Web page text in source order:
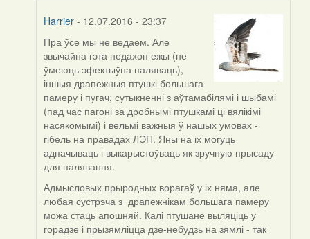
Harrier - 12.07.2016 - 23:37
In
reply
to
by
Мікалай
(госць)
Пра ўсе мы не ведаем. Але
звычайна гэта недахоп ежы (не
ўмеюць эфектыўна паляваць),
іншыя драпежныя птушкі большага
памеру і пугач; сутыкненні з аўтамабілямі і шыбамі
(пад час пагоні за дробнымі птушкамі ці вялікімі
насякомымі) і вельмі важныя ў нашых умовах -
гібель на правадах ЛЭП. Яны на іх могуць
адпачываць і выкарыстоўваць як зручную прысаду
для палявання.
Адмысловых прыродных ворагаў у іх няма, але
любая сустрэча з драпежнікам большага памеру
можа стаць апошняй. Калі птушанё выляціць у
горадзе і прызямліцца дзе-небудзь на зямлі - так